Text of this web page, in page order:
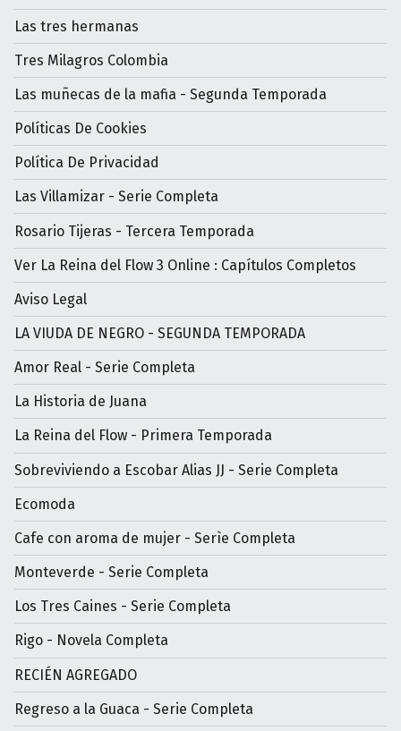
Las tres hermanas
Tres Milagros Colombia
Las muñecas de la mafia - Segunda Temporada
Políticas De Cookies
Política De Privacidad
Las Villamizar - Serie Completa
Rosario Tijeras - Tercera Temporada
Ver La Reina del Flow 3 Online : Capítulos Completos
Aviso Legal
LA VIUDA DE NEGRO - SEGUNDA TEMPORADA
Amor Real - Serie Completa
La Historia de Juana
La Reina del Flow - Primera Temporada
Sobreviviendo a Escobar Alias JJ - Serie Completa
Ecomoda
Cafe con aroma de mujer - Serìe Completa
Monteverde - Serie Completa
Los Tres Caines - Serie Completa
Rigo - Novela Completa
RECIÉN AGREGADO
Regreso a la Guaca - Serie Completa